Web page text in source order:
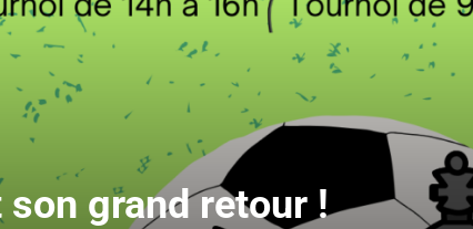
grand retour !